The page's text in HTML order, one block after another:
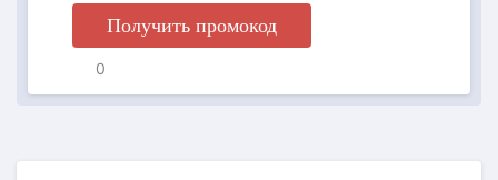
Получить промокод
0